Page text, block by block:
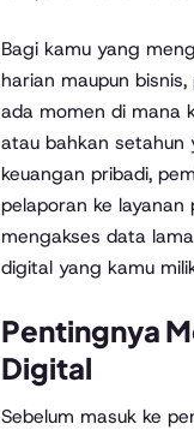
Bagi kamu yang
harian maupun
ada momen di mana
atau bahkan setahun
keuangan pribadi,
pelaporan ke
mengakses data
digital yang kamu
Pentingnya
Digital
Sebelum masuk ke